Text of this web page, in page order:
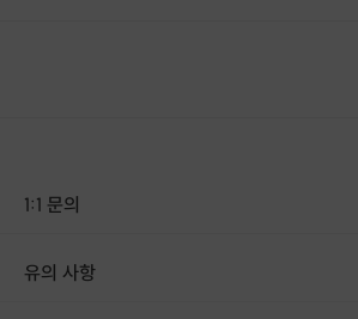
바다 젤캔들 홀더
1:1 문의
유의 사항